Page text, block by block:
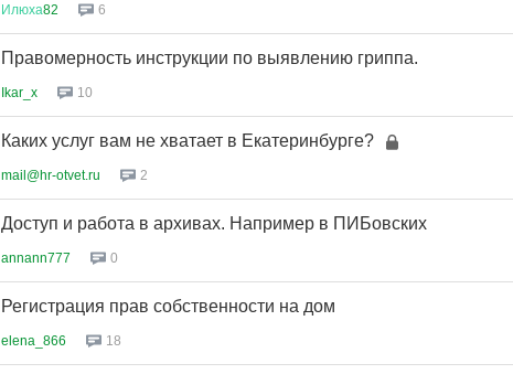
Илюха82 6
Правомерность инструкции по выявлению гриппа.
Ikar_x 10
Каких услуг вам не хватает в Екатеринбурге?
mail@hr-otvet.ru 2
Доступ и работа в архивах. Например в ПИБовских
annann777 0
Регистрация прав собственности на дом
elena_866 18